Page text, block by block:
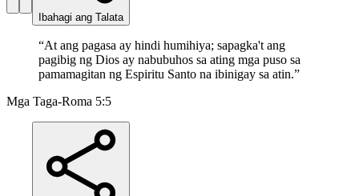
Ibahagi ang Talata
“At ang pagasa ay hindi humihiya; sapagka't ang
pagibig ng Dios ay nabubuhos sa ating mga puso sa
pamamagitan ng Espiritu Santo na ibinigay sa atin.”
Mga Taga-Roma 5:5